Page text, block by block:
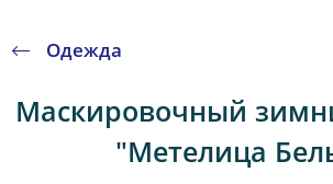
Одежда
Маскировочный
"Метелица